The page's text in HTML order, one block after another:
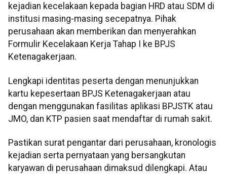
kejadian kecelakaan kepada bagian HRD atau SDM di
institusi masing-masing secepatnya. Pihak
perusahaan akan memberikan dan menyerahkan
Formulir Kecelakaan Kerja Tahap I ke BPJS
Ketenagakerjaan.
Lengkapi identitas peserta dengan menunjukkan
kartu kepesertaan BPJS Ketenagakerjaan atau
dengan menggunakan fasilitas aplikasi BPJSTK atau
JMO, dan KTP pasien saat mendaftar di rumah sakit.
Pastikan surat pengantar dari perusahaan, kronologis
kejadian serta pernyataan yang bersangkutan
karyawan di perusahaan dimaksud dilengkapi. Atau